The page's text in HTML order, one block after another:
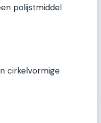
polijstmiddel
cirkelvormige